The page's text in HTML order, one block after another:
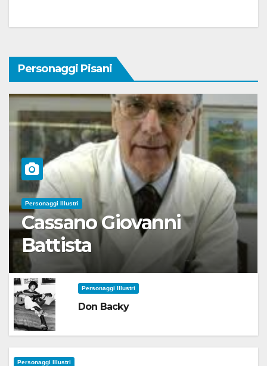
Personaggi Pisani
Personaggi Illustri
Cassano Giovanni
Battista
Personaggi Illustri
Don Backy
Personaggi Illustri